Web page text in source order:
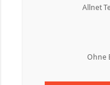
Allnet
Ohne